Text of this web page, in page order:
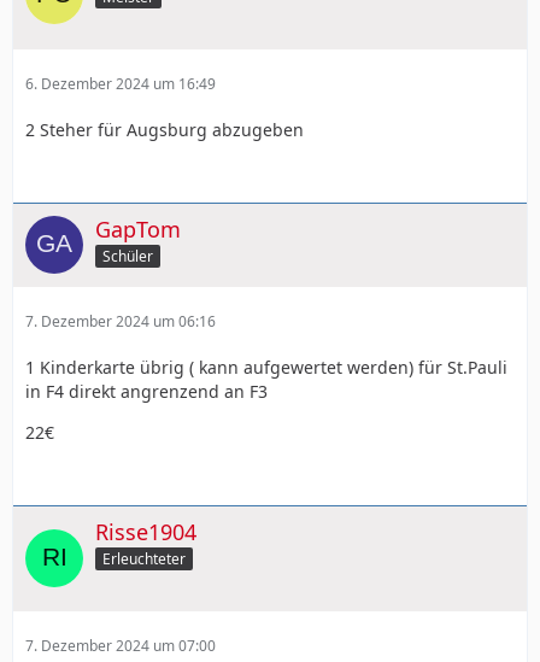
6. Dezember 2024 um 16:49
2 Steher für Augsburg abzugeben
GapTom
Schüler
7. Dezember 2024 um 06:16
1 Kinderkarte übrig ( kann aufgewertet werden) für St.Pauli
in F4 direkt angrenzend an F3
22€
Risse1904
Erleuchteter
7. Dezember 2024 um 07:00